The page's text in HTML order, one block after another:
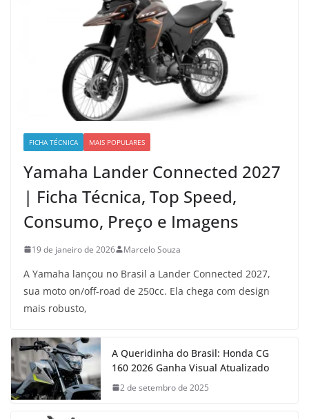
FICHA TÉCNICA MAIS POPULARES
Yamaha Lander Connected 2027
| Ficha Técnica, Top Speed,
Consumo, Preço e Imagens
19 de janeiro de 2026 Marcelo Souza
A Yamaha lançou no Brasil a Lander Connected 2027,
sua moto on/off-road de 250cc. Ela chega com design
mais robusto,
A Queridinha do Brasil: Honda CG
160 2026 Ganha Visual Atualizado
2 de setembro de 2025